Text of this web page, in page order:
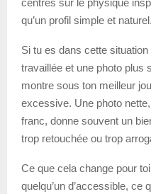
qu’un profil simple et naturel.
Si tu es dans cette
travaillée et une photo plus
montre sous ton meilleur
excessive. Une photo
franc, donne souvent un
trop retouchée ou trop
Ce que cela change pour
quelqu’un d’accessible, ce